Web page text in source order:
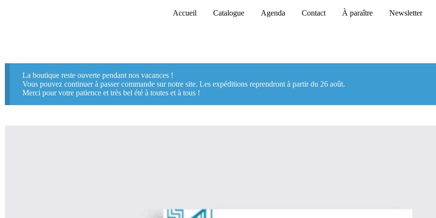
souverain
et
la
Accueil Catalogue Agenda Contact À paraître
Newsletter
La boutique reste ouverte pendant nos vacances !
Vous pouvez continuer à passer commande sur notre site. Les expéditions reprendront à partir du 26 août.
Merci pour votre patience et très bel été à toutes et à tous !